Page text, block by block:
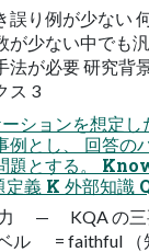
誤り例が少ない
が少ない中でも
法が必要 研究背
ス 3
ションを想定
例とし、 回答の
題とする。
定義 K 外部知識
力 — KQA の三
ル = faithful （